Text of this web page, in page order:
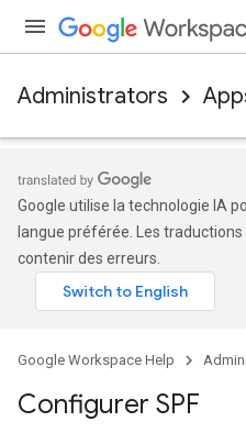
Administrators
Google utilise la technologie IA
langue préférée. Les
contenir des erreurs.
Google Workspace Help
Configurer SPF